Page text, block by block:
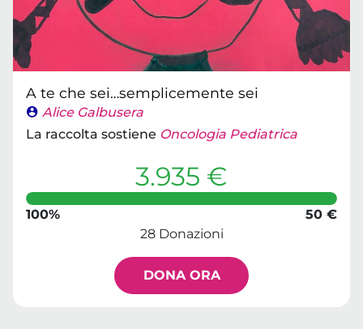
A te che sei…semplicemente sei
Alice Galbusera
La raccolta sostiene Oncologia Pediatrica
3.935 €
100%
50 €
28 Donazioni
DONA ORA